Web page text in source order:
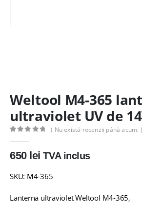
Weltool M4-365
ultraviolet UV de
( Nu există recenzii până acum. )
650 lei TVA inclus
SKU: M4-365
Lanterna ultraviolet Weltool M4-365,